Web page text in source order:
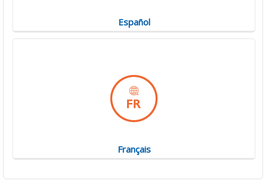
Español
Français